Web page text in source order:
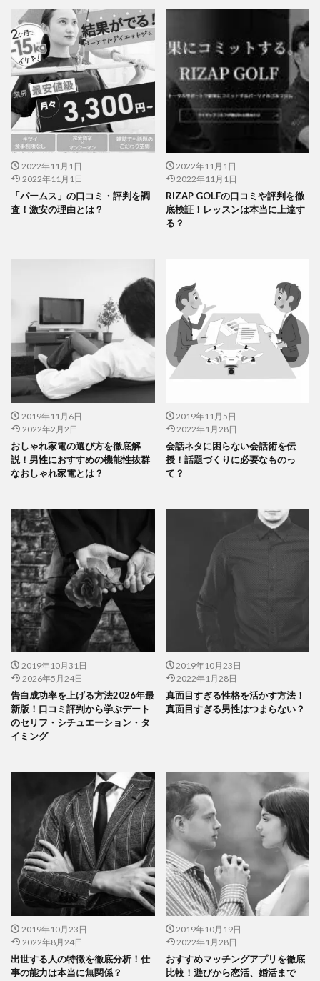
2022年11月1日
2022年11月1日
「パームス」の口コミ・評判を調
査！激安の理由とは？
2022年11月1日
2022年11月1日
RIZAP GOLFの口コミや評判を徹
底検証！レッスンは本当に上達す
る？
2019年11月6日
2022年2月2日
おしゃれ家電の選び方を徹底解
説！男性におすすめの機能性抜群
なおしゃれ家電とは？
2019年11月5日
2022年1月28日
会話ネタに困らない会話術を伝
授！話題づくりに必要なものっ
て？
2019年10月31日
2026年5月24日
告白成功率を上げる方法2026年最
新版！口コミ評判から学ぶデート
のセリフ・シチュエーション・タ
イミング
2019年10月23日
2022年1月28日
真面目すぎる性格を活かす方法！
真面目すぎる男性はつまらない？
2019年10月23日
2022年8月24日
出世する人の特徴を徹底分析！仕
事の能力は本当に無関係？
2019年10月19日
2022年1月28日
おすすめマッチングアプリを徹底
比較！遊びから恋活、婚活まで